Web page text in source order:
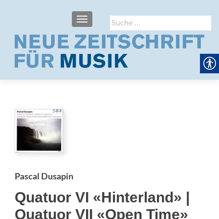
Suche
nach:
SCHALTE NAVIGATION
Pascal Dusapin
Quatuor VI «Hinterland» |
Quatuor VII «Open Time»